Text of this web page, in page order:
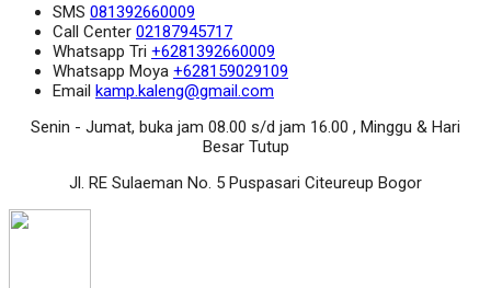
SMS 081392660009
Call Center 02187945717
Whatsapp Tri +6281392660009
Whatsapp Moya +628159029109
Email kamp.kaleng@gmail.com
Senin - Jumat, buka jam 08.00 s/d jam 16.00 , Minggu & Hari
Besar Tutup
Jl. RE Sulaeman No. 5 Puspasari Citeureup Bogor